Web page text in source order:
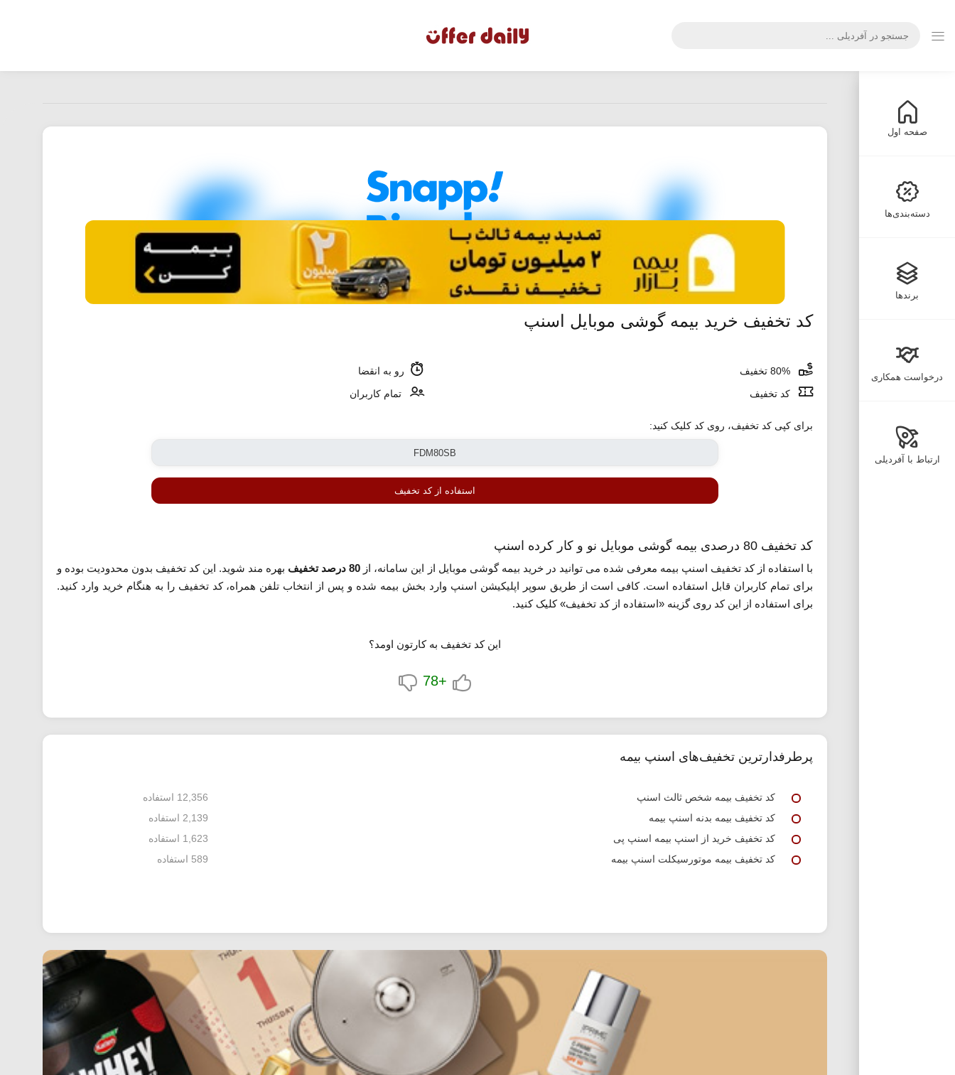
صفحه اول
دسته‌بندی‌ها
برندها
درخواست همکاری
ارتباط با آفردیلی
کد تخفیف خرید بیمه گوشی موبایل اسنپ
رو به انقضا
کد تخفیف
تمام کاربران
برای کپی کد تخفیف، روی کد کلیک کنید:
استفاده از کد تخفیف
کد تخفیف 80 درصدی بیمه گوشی موبایل نو و کار کرده اسنپ
با استفاده از کد تخفیف اسنپ بیمه معرفی شده می توانید در خرید بیمه گوشی موبایل از این سامانه، از 80 درصد تخفیف
بهره مند شوید. این کد تخفیف بدون محدودیت بوده و
برای تمام کاربران قابل استفاده است. کافی است از طریق سوپر اپلیکیشن اسنپ وارد بخش بیمه شده و پس از انتخاب تلفن همراه، کد تخفیف را به هنگام خرید وارد کنید.
برای استفاده از این کد روی گزینه «استفاده از کد تخفیف» کلیک کنید.
این کد تخفیف به کارتون اومد؟
+78
پرطرفدارترین تخفیف‌های اسنپ بیمه
کد تخفیف بیمه شخص ثالث اسنپ
12,356 استفاده
کد تخفیف بیمه بدنه اسنپ بیمه
2,139 استفاده
کد تخفیف خرید از اسنپ بیمه اسنپ پی
1,623 استفاده
کد تخفیف بیمه موتورسیکلت اسنپ بیمه
589 استفاده